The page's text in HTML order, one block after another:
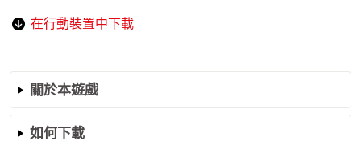
在行動裝置中下載
關於本遊戲
如何下載